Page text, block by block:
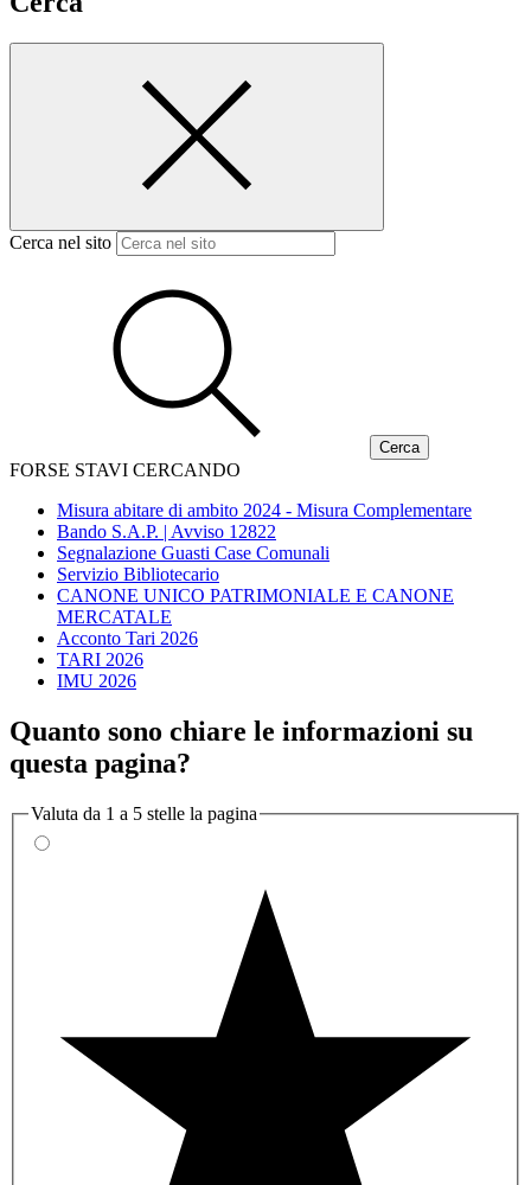
Cerca nel sito
FORSE STAVI CERCANDO
Misura abitare di ambito 2024 - Misura Complementare
Bando S.A.P. | Avviso 12822
Segnalazione Guasti Case Comunali
Servizio Bibliotecario
CANONE UNICO PATRIMONIALE E CANONE
MERCATALE
Acconto Tari 2026
TARI 2026
IMU 2026
Quanto sono chiare le informazioni su
questa pagina?
Valuta da 1 a 5 stelle la pagina